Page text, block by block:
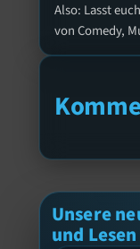
Also: Lasst
von Comedy,
Unsere
und Lesen